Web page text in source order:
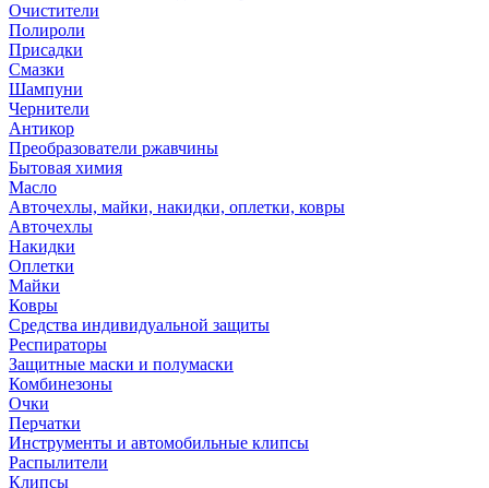
Очистители
Полироли
Присадки
Смазки
Шампуни
Чернители
Антикор
Преобразователи ржавчины
Бытовая химия
Масло
Авточехлы, майки, накидки, оплетки, ковры
Авточехлы
Накидки
Оплетки
Майки
Ковры
Средства индивидуальной защиты
Респираторы
Защитные маски и полумаски
Комбинезоны
Очки
Перчатки
Инструменты и автомобильные клипсы
Распылители
Клипсы